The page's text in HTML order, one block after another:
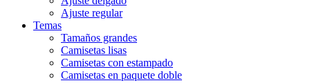
Ajuste regular
Temas
Tamaños grandes
Camisetas lisas
Camisetas con estampado
Camisetas en paquete doble